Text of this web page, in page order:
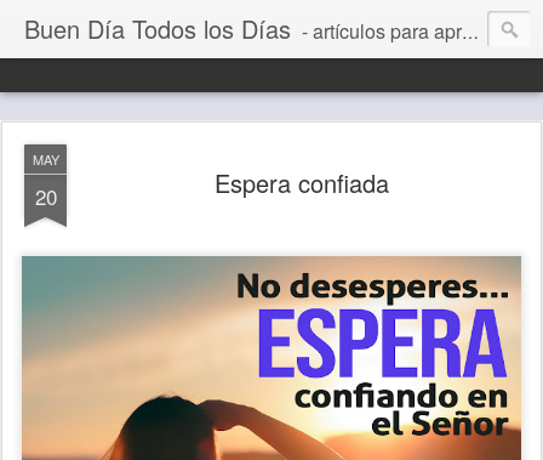
Buen Día Todos los Días - artículos para aprender a vivir mejor, un día a la vez. Por Juan C Quintero
MAY
20 Espera confiada